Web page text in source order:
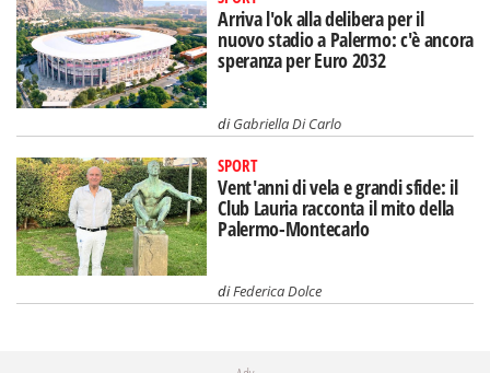
Arriva l'ok alla delibera per il
nuovo stadio a Palermo: c'è ancora
speranza per Euro 2032
diGabriella Di Carlo
SPORT
Vent'anni di vela e grandi sfide: il
Club Lauria racconta il mito della
Palermo-Montecarlo
diFederica Dolce